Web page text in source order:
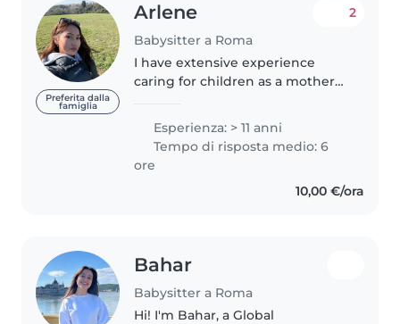
Preferita dalla
famiglia
Arlene
Babysitter a Roma
2
I have extensive experience
caring for children as a mother
the Philippines. I enjoy spending
time with children, helping
them learn, play, and grow..
Esperienza: > 11 anni
Tempo di risposta medio: 6
ore
10,00 €/ora
Bahar
Babysitter a Roma
Hi! I'm Bahar, a Global